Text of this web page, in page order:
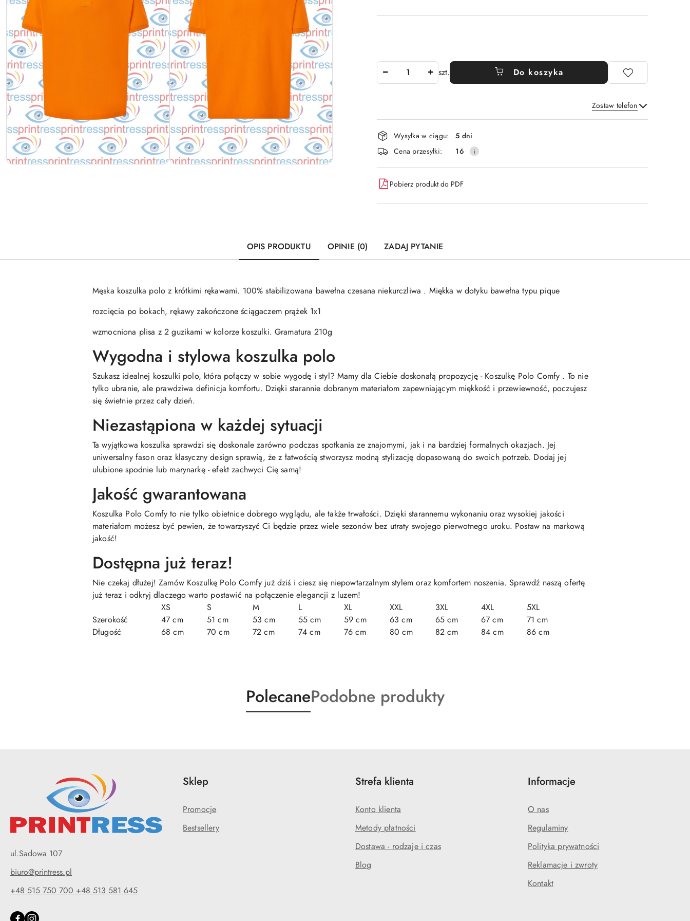
szt. Do koszyka
Zostaw telefon
Wyślij
Dostępność
i
dostawa
Wysyłka w ciągu:
5 dni
Cena przesyłki:
16
Pobierz produkt do PDF
OPIS PRODUKTU OPINIE (0) ZADAJ PYTANIE
Męska koszulka polo z krótkimi rękawami. 100% stabilizowana bawełna czesana niekurczliwa . Miękka w dotyku bawełna typu pique
rozcięcia po bokach, rękawy zakończone ściągaczem prążek 1x1
wzmocniona plisa z 2 guzikami w kolorze koszulki. Gramatura 210g
Wygodna i stylowa koszulka polo
Szukasz idealnej koszulki polo, która połączy w sobie wygodę i styl? Mamy dla Ciebie doskonałą propozycję - Koszulkę Polo Comfy . To nie
tylko ubranie, ale prawdziwa definicja komfortu. Dzięki starannie dobranym materiałom zapewniającym miękkość i przewiewność, poczujesz
się świetnie przez cały dzień.
Niezastąpiona w każdej sytuacji
Ta wyjątkowa koszulka sprawdzi się doskonale zarówno podczas spotkania ze znajomymi, jak i na bardziej formalnych okazjach. Jej
uniwersalny fason oraz klasyczny design sprawią, że z łatwością stworzysz modną stylizację dopasowaną do swoich potrzeb. Dodaj jej
ulubione spodnie lub marynarkę - efekt zachwyci Cię samą!
Jakość gwarantowana
Koszulka Polo Comfy to nie tylko obietnice dobrego wyglądu, ale także trwałości. Dzięki starannemu wykonaniu oraz wysokiej jakości
materiałom możesz być pewien, że towarzyszyć Ci będzie przez wiele sezonów bez utraty swojego pierwotnego uroku. Postaw na markową
jakość!
Dostępna już teraz!
Nie czekaj dłużej! Zamów Koszulkę Polo Comfy już dziś i ciesz się niepowtarzalnym stylem oraz komfortem noszenia. Sprawdź naszą ofertę
już teraz i odkryj dlaczego warto postawić na połączenie elegancji z luzem!
XS
S M L XL XXL 3XL 4XL
5XL
Szerokość
47 cm 51 cm 53 cm 55 cm 59 cm 63 cm 65 cm 67 cm
71 cm
Długość
68 cm 70 cm 72 cm 74 cm 76 cm 80 cm 82 cm 84 cm 86 cm
Produkty
o
PolecaneProdukty
o
Podobne produkty
ul.Sadowa 107
biuro@printress.pl
+48 515 750 700 +48 513 581 645
Sklep
Promocje
Bestsellery
Strefa klienta
Konto klienta
Metody płatności
Dostawa - rodzaje i czas
Blog
Informacje
O nas
Regulaminy
Polityka prywatności
Reklamacje i zwroty
Kontakt